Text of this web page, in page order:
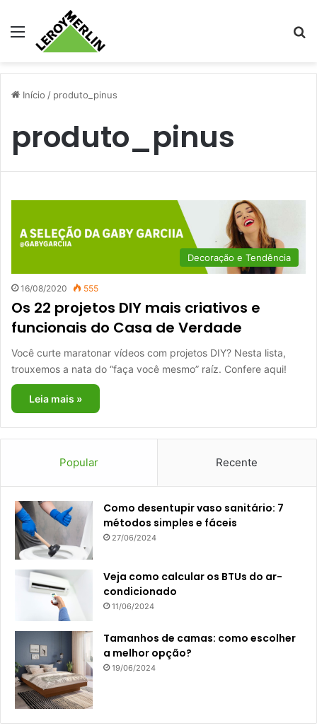
Menu
Início / produto_pinus
produto_pinus
Decoração e Tendência
16/08/2020 555
Os 22 projetos DIY mais criativos e
funcionais do Casa de Verdade
Você curte maratonar vídeos com projetos DIY? Nesta lista,
trouxemos a nata do “faça você mesmo” raíz. Confere aqui!
Leia mais »
Popular Recente
Como desentupir vaso sanitário: 7
métodos simples e fáceis
27/06/2024
Veja como calcular os BTUs do ar-
condicionado
11/06/2024
Tamanhos de camas: como escolher
a melhor opção?
19/06/2024